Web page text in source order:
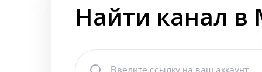
Найти канал в